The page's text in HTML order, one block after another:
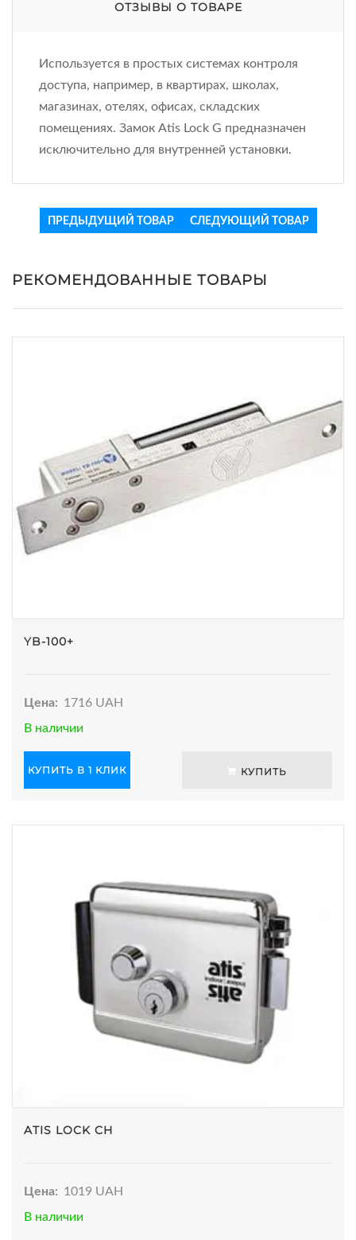
ОТЗЫВЫ О ТОВАРЕ
Используется в простых системах контроля
доступа, например, в квартирах, школах,
магазинах, отелях, офисах, складских
помещениях. Замок Atis Lock G предназначен
исключительно для внутренней установки.
ПРЕДЫДУЩИЙ ТОВАР СЛЕДУЮЩИЙ ТОВАР
РЕКОМЕНДОВАННЫЕ ТОВАРЫ
YB-100+
Цена: 1716 UAH
В наличии
КУПИТЬ В 1 КЛИК КУПИТЬ
ATIS LOCK CH
Цена: 1019 UAH
В наличии